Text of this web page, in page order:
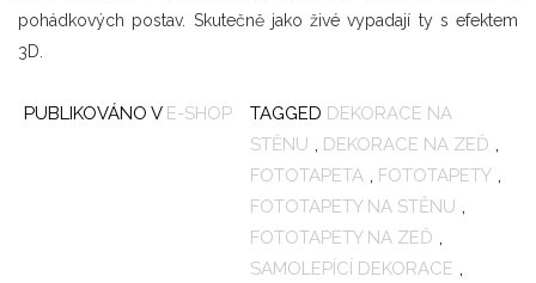
pohádkových postav. Skutečně jako živé vypadají ty s efektem
3D.
PUBLIKOVÁNO V E-SHOP TAGGED DEKORACE NA
STĚNU , DEKORACE NA ZEĎ ,
FOTOTAPETA , FOTOTAPETY ,
FOTOTAPETY NA STĚNU ,
FOTOTAPETY NA ZEĎ ,
SAMOLEPÍCÍ DEKORACE ,